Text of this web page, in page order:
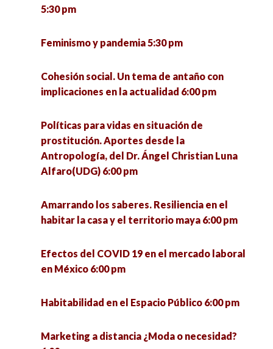
5:30 pm
Feminismo y pandemia 5:30 pm
Cohesión social. Un tema de antaño con
implicaciones en la actualidad 6:00 pm
Políticas para vidas en situación de
prostitución. Aportes desde la
Antropología, del Dr. Ángel Christian Luna
Alfaro(UDG) 6:00 pm
Amarrando los saberes. Resiliencia en el
habitar la casa y el territorio maya 6:00 pm
Efectos del COVID 19 en el mercado laboral
en México 6:00 pm
Habitabilidad en el Espacio Público 6:00 pm
Marketing a distancia ¿Moda o necesidad?